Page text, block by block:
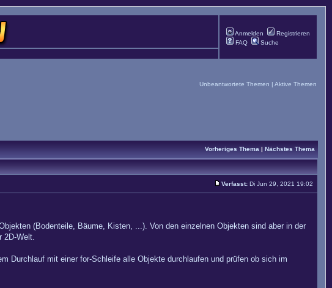
Anmelden
Registrieren
FAQ
Suche
Unbeantwortete Themen | Aktive Themen
Vorheriges Thema | Nächstes Thema
Verfasst: Di Jun 29, 2021 19:02
(Bodenteile, Bäume, Kisten, ...). Von den einzelnen Objekten sind aber in der
2D-Welt.
Durchlauf mit einer for-Schleife alle Objekte durchlaufen und prüfen ob sich im